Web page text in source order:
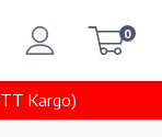
Kargo)
0